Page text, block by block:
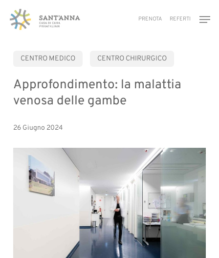
main
PRENOTA REFERTI
CENTRO MEDICO CENTRO CHIRURGICO
Approfondimento: la malattia
venosa delle gambe
26 Giugno 2024